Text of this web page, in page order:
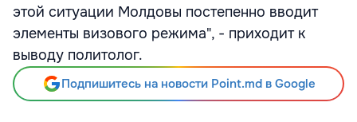
этой ситуации Молдовы постепенно вводит
элементы визового режима", - приходит к
выводу политолог.
Подпишитесь на новости Point.md в Google